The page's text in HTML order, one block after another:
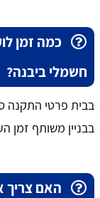
כמה זמן
חשמלי ביבנה?
בבית פרטי התקנה
בבניין משותף זמן
האם צריך